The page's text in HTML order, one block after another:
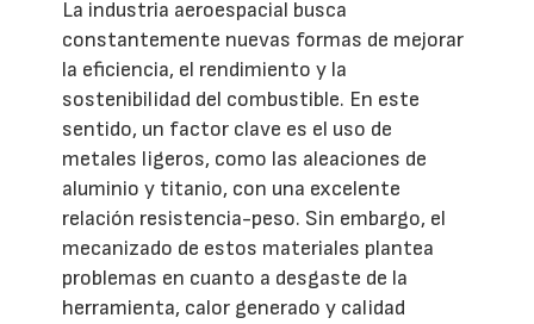
La industria aeroespacial busca
constantemente nuevas formas de mejorar
la eficiencia, el rendimiento y la
sostenibilidad del combustible. En este
sentido, un factor clave es el uso de
metales ligeros, como las aleaciones de
aluminio y titanio, con una excelente
relación resistencia-peso. Sin embargo, el
mecanizado de estos materiales plantea
problemas en cuanto a desgaste de la
herramienta, calor generado y calidad